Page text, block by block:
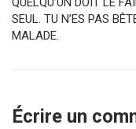
SEUL. TU N’ES PAS
MALADE.
Écrire un